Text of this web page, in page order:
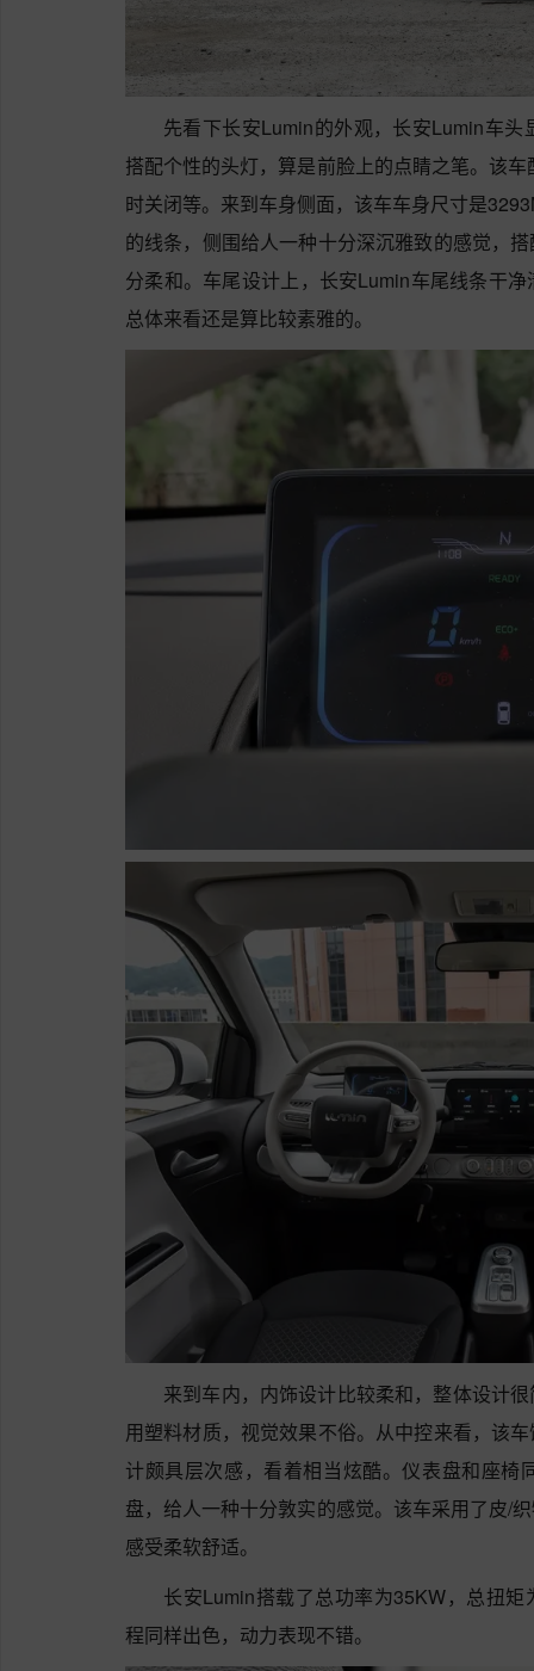
先看下长安Lumin的外观，长安Lumin车
搭配个性的头灯，算是前脸上的点睛之笔。该
时关闭等。来到车身侧面，该车车身尺寸是
的线条，侧围给人一种十分深沉雅致的感觉，
分柔和。车尾设计上，长安Lumin车尾线条干
总体来看还是算比较素雅的。
来到车内，内饰设计比较柔和，整体设计
用塑料材质，视觉效果不俗。从中控来看，该
计颇具层次感，看着相当炫酷。仪表盘和座
盘，给人一种十分敦实的感觉。该车采用了皮/
感受柔软舒适。
长安Lumin搭载了总功率为35KW，总扭
程同样出色，动力表现不错。